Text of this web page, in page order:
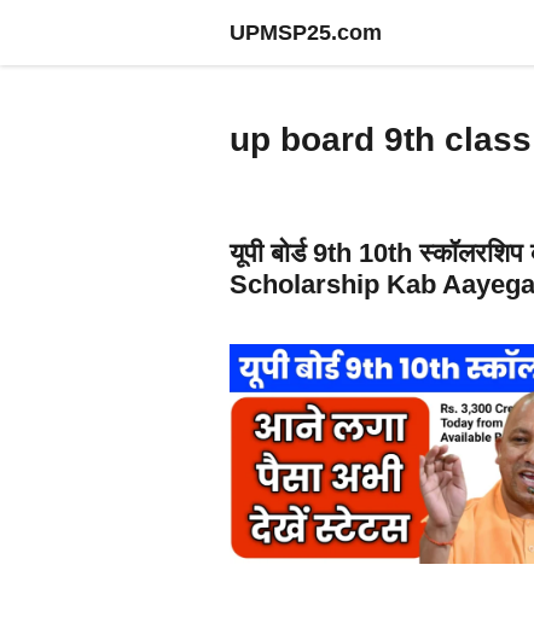
UPMSP25.com
up board 9th
यूपी बोर्ड 9th 10th
Scholarship Kab Aayega